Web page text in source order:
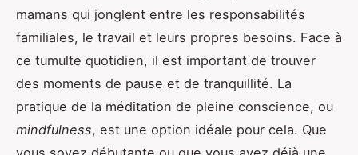
mamans qui jonglent entre les responsabilités
familiales, le travail et leurs propres besoins. Face à
ce tumulte quotidien, il est important de trouver
des moments de pause et de tranquillité. La
pratique de la méditation de pleine conscience, ou
mindfulness, est une option idéale pour cela. Que